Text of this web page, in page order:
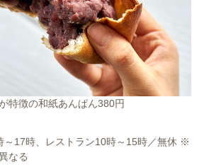
特徴の和紙あんぱん380円
～17時、レストラン10時～15時／無休 ※
なる